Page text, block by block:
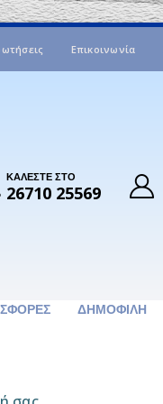
Επικοινωνία
ΚΑΛΕΣΤΕ ΣΤΟ
26710 25569
ΔΗΜΟΦΙΛΉ